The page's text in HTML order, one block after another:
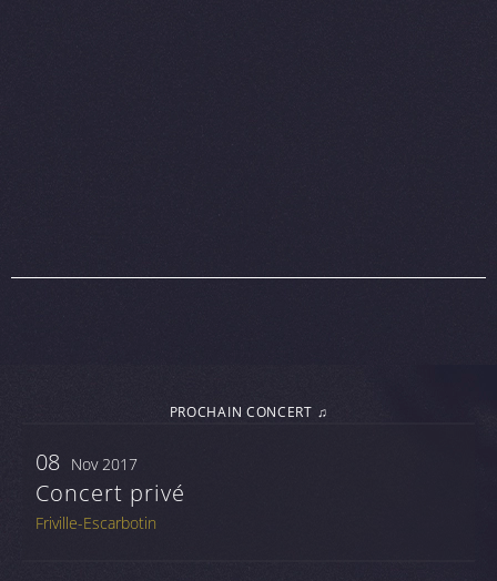
PROCHAIN CONCERT ♫
08 Nov 2017
Concert privé
Friville-Escarbotin